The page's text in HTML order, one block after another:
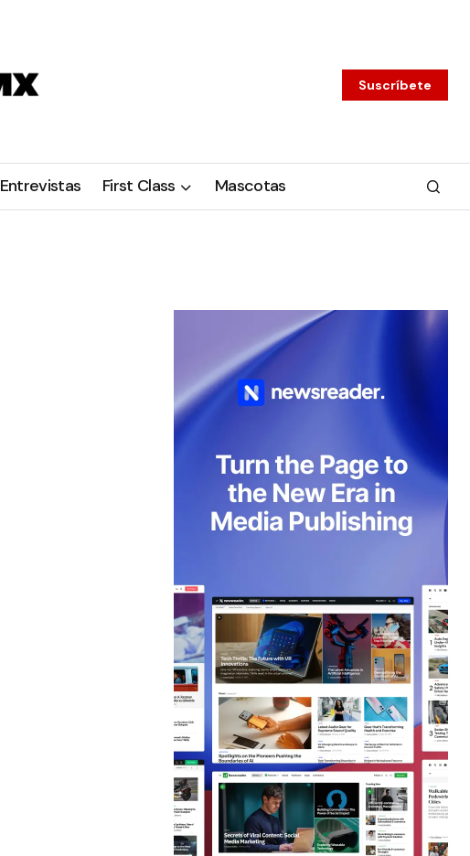
Suscríbete
Entrevistas First Class Mascotas